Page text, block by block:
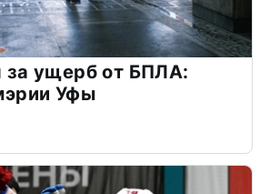
за ущерб от БПЛА:
Уфы